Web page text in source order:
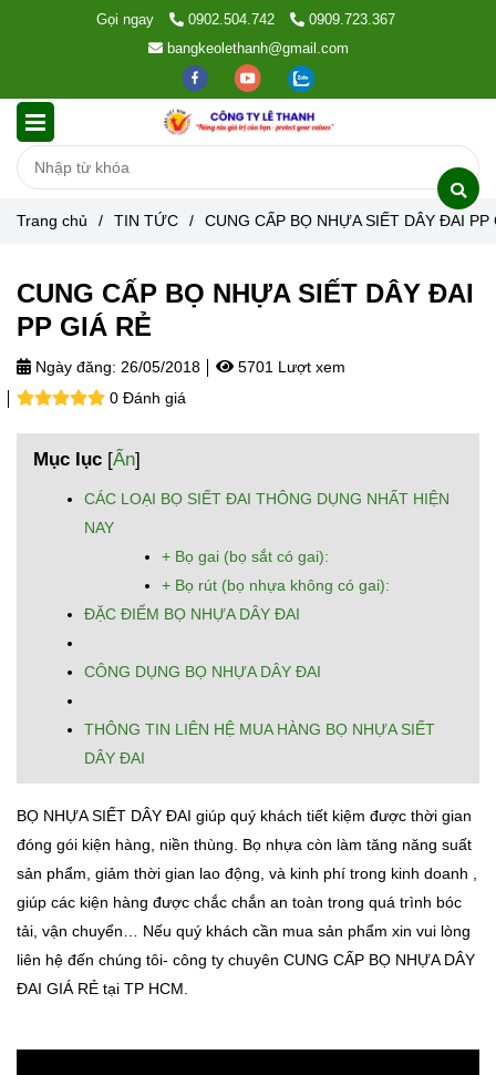
Gọi ngay 0902.504.742
0909.723.367
bangkeolethanh@gmail.com
Trang chủ / TIN TỨC / CUNG CẤP BỌ NHỰA SIẾT DÂY ĐAI PP
CUNG CẤP BỌ NHỰA SIẾT DÂY ĐAI
PP GIÁ RẺ
Ngày đăng: 26/05/2018
5701 Lượt xem
0 Đánh giá
Mục lục [Ẩn]
CÁC LOẠI BỌ SIẾT ĐAI THÔNG DỤNG NHẤT HIỆN
NAY
+ Bọ gai (bọ sắt có gai):
+ Bọ rút (bọ nhựa không có gai):
ĐẶC ĐIỂM BỌ NHỰA DÂY ĐAI
CÔNG DỤNG BỌ NHỰA DÂY ĐAI
THÔNG TIN LIÊN HỆ MUA HÀNG BỌ NHỰA SIẾT
DÂY ĐAI
BỌ NHỰA SIẾT DÂY ĐAI giúp quý khách tiết kiệm được thời gian
đóng gói kiện hàng, niền thùng. Bọ nhựa còn làm tăng năng suất
sản phẩm, giảm thời gian lao động, và kinh phí trong kinh doanh ,
giúp các kiện hàng được chắc chắn an toàn trong quá trình bóc
tải, vận chuyển… Nếu quý khách cần mua sản phẩm xin vui lòng
liên hệ đến chúng tôi- công ty chuyên CUNG CẤP BỌ NHỰA DÂY
ĐAI GIÁ RẺ tại TP HCM.